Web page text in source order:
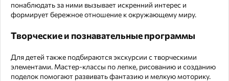
понаблюдать за ними вызывает искренний интерес и
формирует бережное отношение к окружающему миру.
Творческие и познавательные программы
Для детей также подбираются экскурсии с творческими
элементами. Мастер-классы по лепке, рисованию и созданию
поделок помогают развивать фантазию и мелкую моторику.